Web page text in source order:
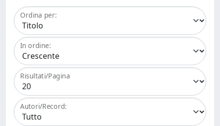
Ordina per:
In ordine:
Risultati/Pagina
Autori/Record: